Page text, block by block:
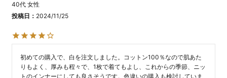
40代 女性
投稿日
2024/11/25
初めての購入で、白を注文しました。コットン100％なので肌あた
りもよく、厚みも程々で、1枚で着てもよし、これからの季節、ニッ
トのインナーにしても良さそうです。色違いの購入も検討していま